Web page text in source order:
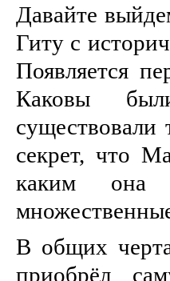
Давайте
Гиту с
Появляется
Каковы
существовали
секрет, что
каким она
В общих
приобрёл